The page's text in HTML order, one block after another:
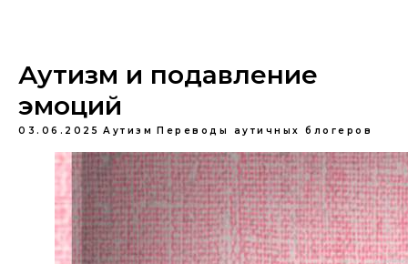
Аутизм и подавление
эмоций
03.06.2025 Аутизм Переводы аутичных блогеров